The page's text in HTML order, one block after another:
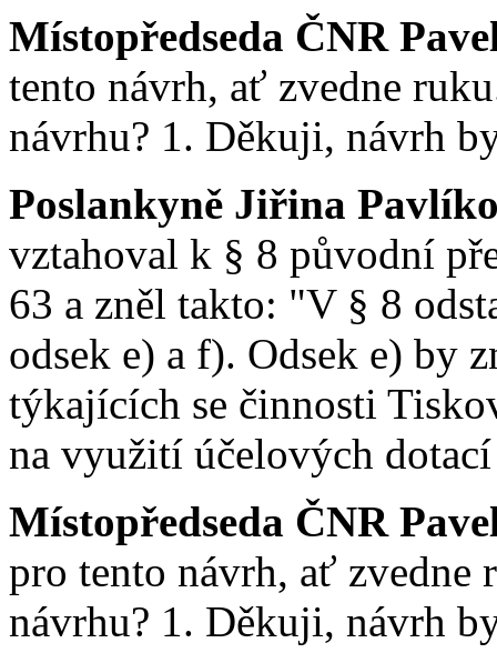
Místopředseda ČNR
tento návrh, ať zvedne
návrhu? 1. Děkuji, návrh
Poslankyně Jiřina
vztahoval k § 8 původní
63 a zněl takto: "V § 8
odsek e) a f). Odsek e) by
týkajících se činnosti
na využití účelových
Místopředseda ČNR
pro tento návrh, ať
návrhu? 1. Děkuji, návrh